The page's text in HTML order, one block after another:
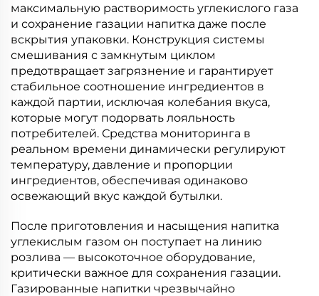
максимальную растворимость углекислого газа
и сохранение газации напитка даже после
вскрытия упаковки. Конструкция системы
смешивания с замкнутым циклом
предотвращает загрязнение и гарантирует
стабильное соотношение ингредиентов в
каждой партии, исключая колебания вкуса,
которые могут подорвать лояльность
потребителей. Средства мониторинга в
реальном времени динамически регулируют
температуру, давление и пропорции
ингредиентов, обеспечивая одинаково
освежающий вкус каждой бутылки.
После приготовления и насыщения напитка
углекислым газом он поступает на линию
розлива — высокоточное оборудование,
критически важное для сохранения газации.
Газированные напитки чрезвычайно